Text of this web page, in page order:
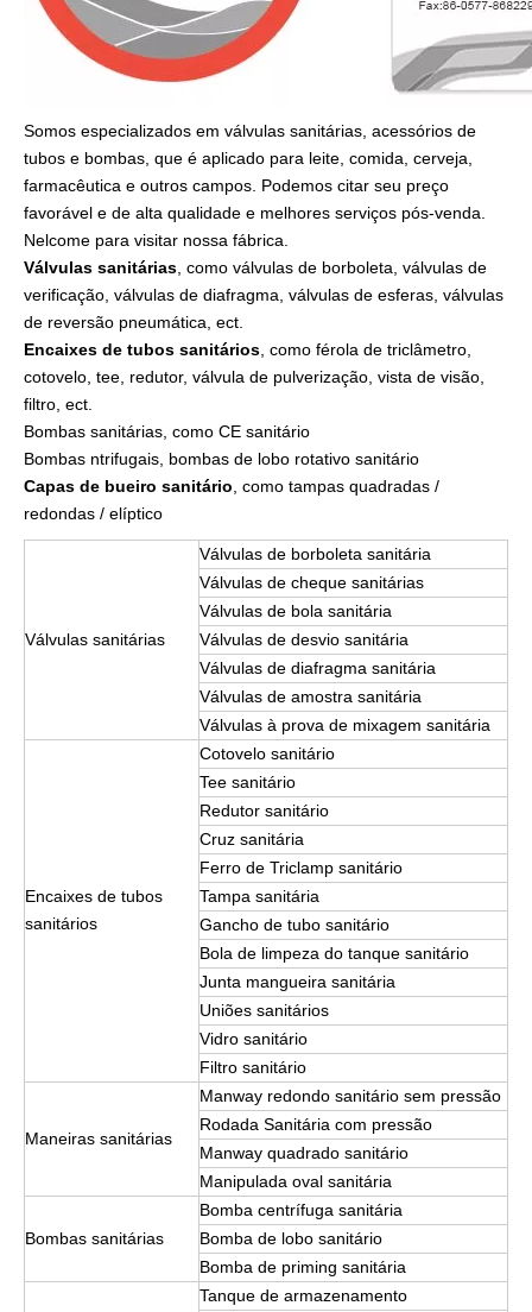
Somos especializados em válvulas sanitárias, acessórios de
tubos e bombas, que é aplicado para leite, comida, cerveja,
farmacêutica e outros campos. Podemos citar seu preço
favorável e de alta qualidade e melhores serviços pós-venda.
Nelcome para visitar nossa fábrica.
Válvulas sanitárias , como válvulas de borboleta, válvulas de
verificação, válvulas de diafragma, válvulas de esferas, válvulas
de reversão pneumática, ect.
Encaixes de tubos sanitários , como férola de triclâmetro,
cotovelo, tee, redutor, válvula de pulverização, vista de visão,
filtro, ect.
Bombas sanitárias, como CE sanitário
Bombas ntrifugais, bombas de lobo rotativo sanitário
Capas de bueiro sanitário , como tampas quadradas /
redondas / elíptico
Válvulas sanitárias
Válvulas de borboleta sanitária
Válvulas de cheque sanitárias
Válvulas de bola sanitária
Válvulas de desvio sanitária
Válvulas de diafragma sanitária
Válvulas de amostra sanitária
Válvulas à prova de mixagem sanitária
Encaixes de tubos
sanitários
Cotovelo sanitário
Tee sanitário
Redutor sanitário
Cruz sanitária
Ferro de Triclamp sanitário
Tampa sanitária
Gancho de tubo sanitário
Bola de limpeza do tanque sanitário
Junta mangueira sanitária
Uniões sanitários
Vidro sanitário
Filtro sanitário
Maneiras sanitárias
Manway redondo sanitário sem pressão
Rodada Sanitária com pressão
Manway quadrado sanitário
Manipulada oval sanitária
Bombas sanitárias
Bomba centrífuga sanitária
Bomba de lobo sanitário
Bomba de priming sanitária
Tanque de armazenamento